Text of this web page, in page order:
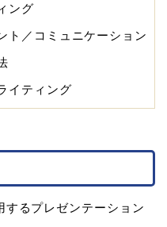
ング
ト／コミュニケーション
イティング
するプレゼンテーション